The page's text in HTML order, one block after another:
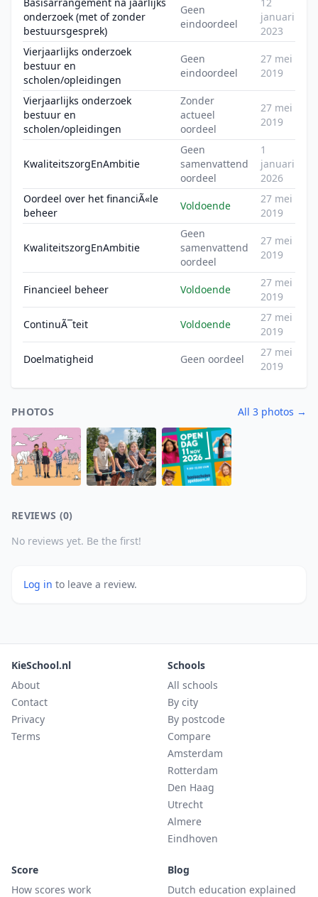
onderzoek (met of zonder
bestuursgesprek)
Geen
eindoordeel
januari
2023
Vierjaarlijks onderzoek
bestuur en
scholen/opleidingen
Geen
eindoordeel
27 mei
2019
Vierjaarlijks onderzoek
bestuur en
scholen/opleidingen
Zonder
actueel
oordeel
27 mei
2019
KwaliteitszorgEnAmbitie
Geen
samenvattend
oordeel
1
januari
2026
Oordeel over het financiÃ«le
beheer
Voldoende
27 mei
2019
KwaliteitszorgEnAmbitie
Geen
samenvattend
oordeel
27 mei
2019
Financieel beheer Voldoende
27 mei
2019
ContinuÃ¯teit Voldoende
27 mei
2019
Doelmatigheid Geen oordeel
27 mei
2019
PHOTOS All 3 photos →
REVIEWS (0)
No reviews yet. Be the first!
Log in to leave a review.
KieSchool.nl
About
Contact
Privacy
Terms
Schools
All schools
By city
By postcode
Compare
Amsterdam
Rotterdam
Den Haag
Utrecht
Almere
Eindhoven
Score
How scores work
Blog
Dutch education explained